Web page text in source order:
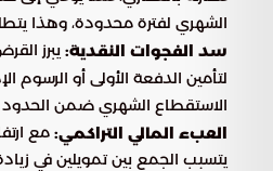
الشهري لفترة محدودة، وهذا
سد الفجوات النقدية: يبرز
لتأمين الدفعة الأولى أو الرسوم
الاستقطاع الشهري ضمن الحدود
العبء المالي التراكمي: مع
يتسبب الجمع بين تمويلين في